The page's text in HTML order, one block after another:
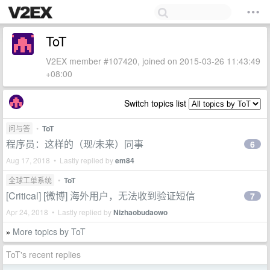
ToT
V2EX member #107420, joined on 2015-03-26 11:43:49
+08:00
Switch topics list
问与答 • ToT
程序员：这样的（现/未来）同事
Aug 17, 2018 • Lastly replied byem84
6
全球工单系统 • ToT
[Critical] [微博] 海外用户，无法收到验证短信
Apr 24, 2018 • Lastly replied byNizhaobudaowo
7
» More topics by ToT
ToT's recent replies